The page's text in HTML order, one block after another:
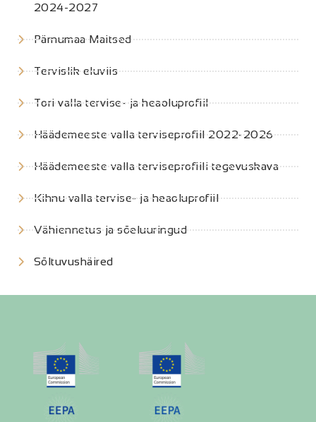
2024-2027
Pärnumaa Maitsed
Tervislik eluviis
Tori valla tervise- ja heaoluprofiil
Häädemeeste valla terviseprofiil 2022-2026
Häädemeeste valla terviseprofiili tegevuskava
Kihnu valla tervise- ja heaoluprofiil
Vähiennetus ja sõeluuringud
Sõltuvushäired